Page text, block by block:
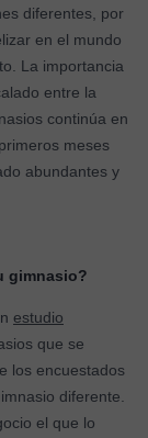
diferentes, por
en el mundo
La importancia
entre la
continúa en
meses
abundantes y
gimnasio?
estudio
que se
los encuestados
diferente.
el que lo